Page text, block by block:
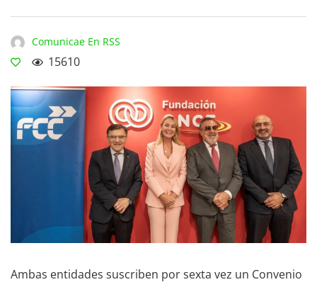
Comunicae En RSS
15610
Ambas entidades suscriben por sexta vez un Convenio